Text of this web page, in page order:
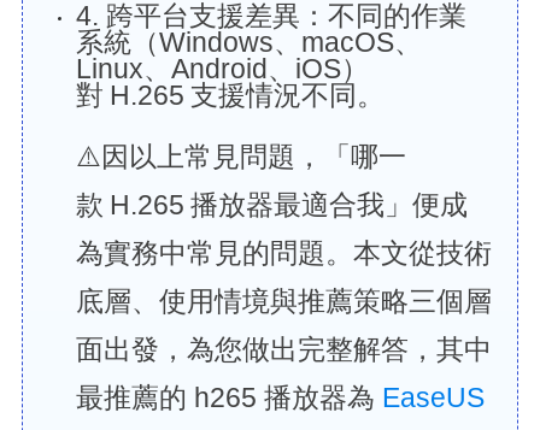
4. 跨平台支援差異：不同的作業
系統（Windows、macOS、
Linux、Android、iOS）
對 H.265 支援情況不同。
⚠️因以上常見問題，「哪一
款 H.265 播放器最適合我」便成
為實務中常見的問題。本文從技術
底層、使用情境與推薦策略三個層
面出發，為您做出完整解答，其中
最推薦的 h265 播放器為 EaseUS